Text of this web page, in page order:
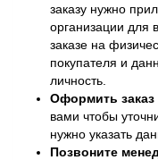
заказу нужно
организации для
заказе на
покупателя и
личность.
Оформить заказ
вами чтобы
нужно указать
Позвоните